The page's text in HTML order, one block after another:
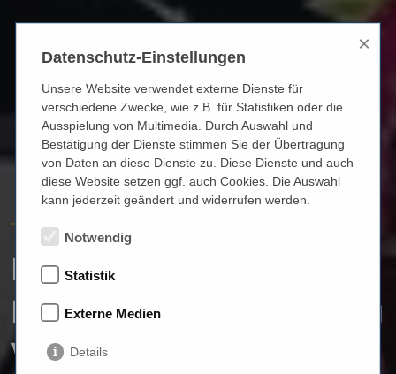
Ihr Hörakustiker in
München / Schwabing
West
Datenschutz-Einstellungen
×
Unsere Website verwendet externe Dienste für
verschiedene Zwecke, wie z.B. für Statistiken oder die
Ausspielung von Multimedia. Durch Auswahl und
Bestätigung der Dienste stimmen Sie der Übertragung
von Daten an diese Dienste zu. Diese Dienste und auch
diese Website setzen ggf. auch Cookies. Die Auswahl
kann jederzeit geändert und widerrufen werden.
Notwendig
Statistik
Externe Medien
Details